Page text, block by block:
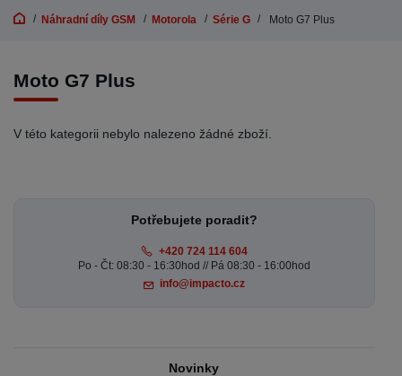
Náhradní díly GSM Motorola Série G Moto G7 Plus
Moto G7 Plus
V této kategorii nebylo nalezeno žádné zboží.
Potřebujete poradit?
+420 724 114 604
Po - Čt: 08:30 - 16:30hod // Pá 08:30 - 16:00hod
info@impacto.cz
Novinky